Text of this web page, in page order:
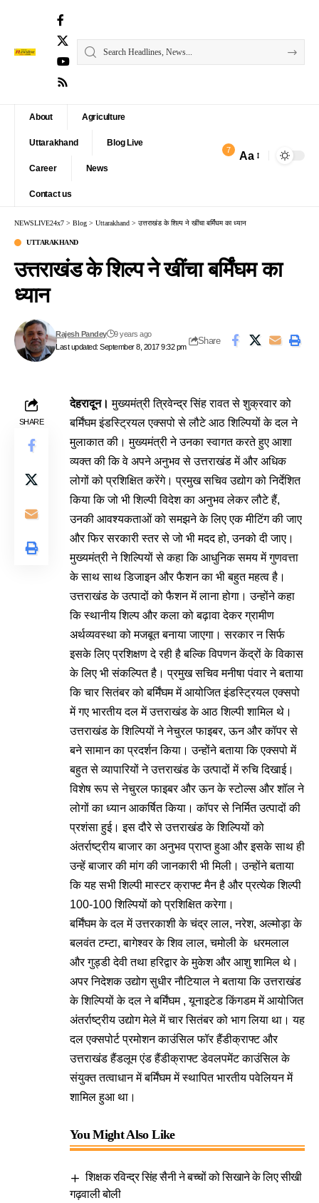
About Agriculture
Uttarakhand Blog Live
Career News
Contact us
7 Aa
NEWSLIVE24x7 > Blog > Uttarakhand > उत्तराखंड के शिल्प ने खींचा बर्मिंघम का ध्यान
UTTARAKHAND
उत्तराखंड के शिल्प ने खींचा बर्मिंघम का
ध्यान
Last updated: September 8, 2017 9:32 pm
Rajesh Pandey 9 years ago
Share
SHARE
देहरादून। मुख्यमंत्री त्रिवेन्द्र सिंह रावत से शुक्रवार को
बर्मिंघम इंडस्ट्रियल एक्सपो से लौटे आठ शिल्पियों के दल ने
मुलाकात की। मुख्यमंत्री ने उनका स्वागत करते हुए आशा
व्यक्त की कि वे अपने अनुभव से उत्तराखंड में और अधिक
लोगों को प्रशिक्षित करेंगे। प्रमुख सचिव उद्योग को निर्देशित
किया कि जो भी शिल्पी विदेश का अनुभव लेकर लौटे हैं,
उनकी आवश्यकताओं को समझने के लिए एक मीटिंग की जाए
और फिर सरकारी स्तर से जो भी मदद हो, उनको दी जाए।
मुख्यमंत्री ने शिल्पियों से कहा कि आधुनिक समय में गुणवत्ता
के साथ साथ डिजाइन और फैशन का भी बहुत महत्व है।
उत्तराखंड के उत्पादों को फैशन में लाना होगा। उन्होंने कहा
कि स्थानीय शिल्प और कला को बढ़ावा देकर ग्रामीण
अर्थव्यवस्था को मजबूत बनाया जाएगा। सरकार न सिर्फ
इसके लिए प्रशिक्षण दे रही है बल्कि विपणन केंद्रों के विकास
के लिए भी संकल्पित है। प्रमुख सचिव मनीषा पंवार ने बताया
कि चार सितंबर को बर्मिंघम में आयोजित इंडस्ट्रियल एक्सपो
में गए भारतीय दल में उत्तराखंड के आठ शिल्पी शामिल थे।
उत्तराखंड के शिल्पियों ने नेचुरल फाइबर, ऊन और कॉपर से
बने सामान का प्रदर्शन किया। उन्होंने बताया कि एक्सपो में
बहुत से व्यापारियों ने उत्तराखंड के उत्पादों में रुचि दिखाई।
विशेष रूप से नेचुरल फाइबर और ऊन के स्टोल्स और शॉल ने
लोगों का ध्यान आकर्षित किया। कॉपर से निर्मित उत्पादों की
प्रशंसा हुई। इस दौरे से उत्तराखंड के शिल्पियों को
अंतर्राष्ट्रीय बाजार का अनुभव प्राप्त हुआ और इसके साथ ही
उन्हें बाजार की मांग की जानकारी भी मिली। उन्होंने बताया
कि यह सभी शिल्पी मास्टर क्राफ्ट मैन है और प्रत्येक शिल्पी
100-100 शिल्पियों को प्रशिक्षित करेगा।
बर्मिंघम के दल में उत्तरकाशी के चंद्र लाल, नरेश, अल्मोड़ा के
बलवंत टम्टा, बागेश्वर के शिव लाल, चमोली के धरमलाल
और गुड्डी देवी तथा हरिद्वार के मुकेश और आशु शामिल थे।
अपर निदेशक उद्योग सुधीर नौटियाल ने बताया कि उत्तराखंड
के शिल्पियों के दल ने बर्मिंघम , यूनाइटेड किंगडम में आयोजित
अंतर्राष्ट्रीय उद्योग मेले में चार सितंबर को भाग लिया था। यह
दल एक्सपोर्ट प्रमोशन काउंसिल फॉर हैंडीक्राफ्ट और
उत्तराखंड हैंडलूम एंड हैंडीक्राफ्ट डेवलपमेंट काउंसिल के
संयुक्त तत्वाधान में बर्मिंघम में स्थापित भारतीय पवेलियन में
शामिल हुआ था।
You Might Also Like
शिक्षक रविन्द्र सिंह सैनी ने बच्चों को सिखाने के लिए सीखी
गढ़वाली बोली